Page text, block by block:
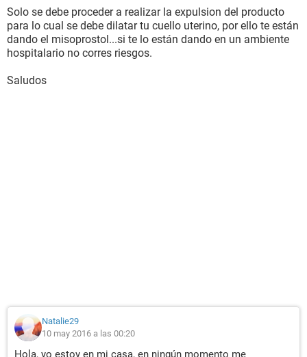
Solo se debe proceder a realizar la expulsion del producto
para lo cual se debe dilatar tu cuello uterino, por ello te están
dando el misoprostol...si te lo están dando en un ambiente
hospitalario no corres riesgos.
Saludos
Natalie29
10 may 2016 a las 00:20
Hola, yo estoy en mi casa, en ningún momento me